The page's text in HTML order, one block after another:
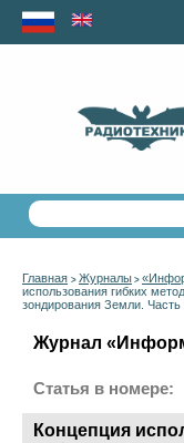
Главная > Журналы >
использования гибких
зондирования Земли. Часть
Журнал
Статья в номере:
Концепция